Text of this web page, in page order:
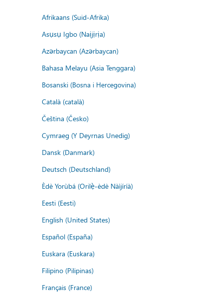
Afrikaans (Suid-Afrika)
Asụsụ Igbo (Naịjịrịa)
Azərbaycan (Azərbaycan)
Bahasa Melayu (Asia Tenggara)
Bosanski (Bosna i Hercegovina)
Català (català)
Čeština (Česko)
Cymraeg (Y Deyrnas Unedig)
Dansk (Danmark)
Deutsch (Deutschland)
Èdè Yorùbá (Orilẹ̀-èdè Nàìjíríà)
Eesti (Eesti)
English (United States)
Español (España)
Euskara (Euskara)
Filipino (Pilipinas)
Français (France)